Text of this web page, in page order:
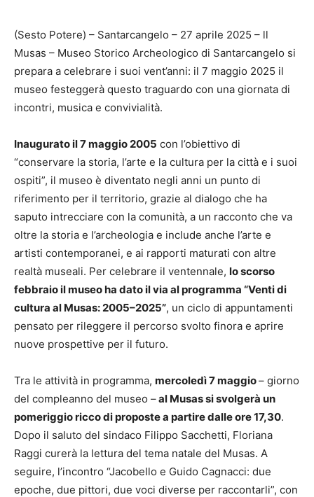
(Sesto Potere) – Santarcangelo – 27 aprile 2025 – ll
Musas – Museo Storico Archeologico di Santarcangelo si
prepara a celebrare i suoi vent’anni: il 7 maggio 2025 il
museo festeggerà questo traguardo con una giornata di
incontri, musica e convivialità.
Inaugurato il 7 maggio 2005 con l’obiettivo di
“conservare la storia, l’arte e la cultura per la città e i suoi
ospiti”, il museo è diventato negli anni un punto di
riferimento per il territorio, grazie al dialogo che ha
saputo intrecciare con la comunità, a un racconto che va
oltre la storia e l’archeologia e include anche l’arte e
artisti contemporanei, e ai rapporti maturati con altre
realtà museali. Per celebrare il ventennale, lo scorso
febbraio il museo ha dato il via al programma “Venti di
cultura al Musas: 2005–2025”, un ciclo di appuntamenti
pensato per rileggere il percorso svolto finora e aprire
nuove prospettive per il futuro.
Tra le attività in programma, mercoledì 7 maggio– giorno
del compleanno del museo –al Musas si svolgerà un
pomeriggio ricco di proposte a partire dalle ore 17,30.
Dopo il saluto del sindaco Filippo Sacchetti, Floriana
Raggi curerà la lettura del tema natale del Musas. A
seguire, l’incontro “Jacobello e Guido Cagnacci: due
epoche, due pittori, due voci diverse per raccontarli”, con